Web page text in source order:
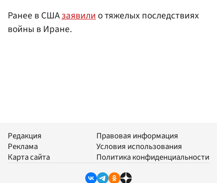
Ранее в СШАзаявилио тяжелых последствиях
войны в Иране.
Редакция
Реклама
Карта сайта
Правовая информация
Условия использования
Политика конфиденциальности